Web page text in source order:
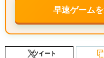
早速ゲーム
ツイート